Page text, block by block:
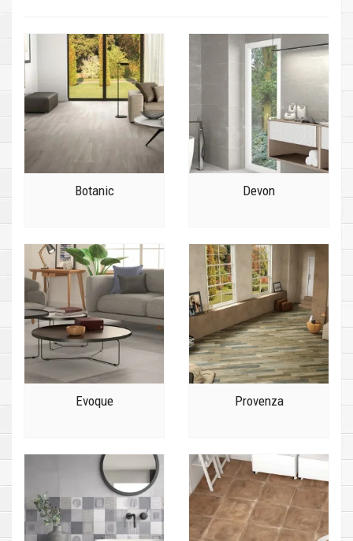
Botanic Devon
Evoque Provenza